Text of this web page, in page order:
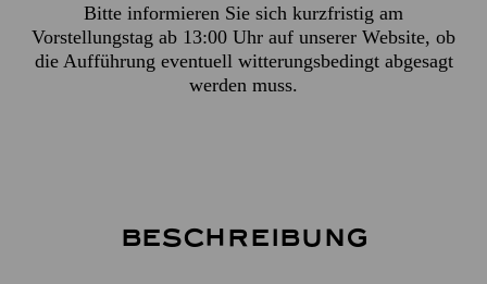
Bitte informieren Sie sich kurzfristig am
Vorstellungstag ab 13:00 Uhr auf unserer Website, ob
die Aufführung eventuell witterungsbedingt abgesagt
werden muss.
Beschreibung